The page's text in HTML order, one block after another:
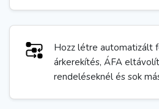
Hozz létre automatizált
árkerekítés, ÁFA
rendeléseknél és sok